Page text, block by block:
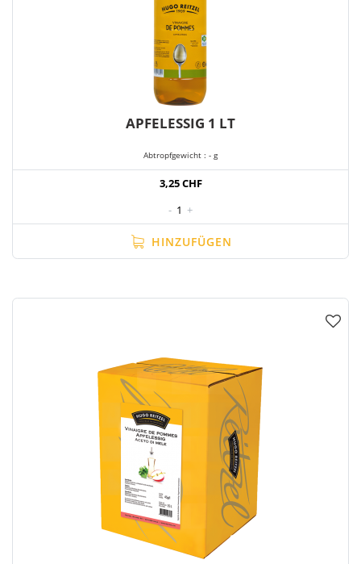
APFELESSIG 1 LT
Abtropfgewicht : - g
3,25 CHF
- 1 +
HINZUFÜGEN